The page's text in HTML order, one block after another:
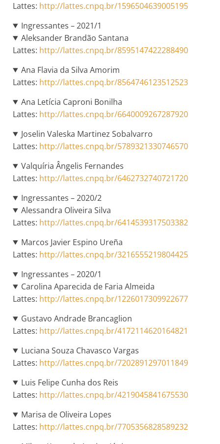
Lattes: http://lattes.cnpq.br/1596504639005195
Ingressantes – 2021/1
Aleksander Brandão Santana
Lattes: http://lattes.cnpq.br/8595147422288490
Ana Flavia da Silva Amorim
Lattes: http://lattes.cnpq.br/8564746123512523
Ana Letícia Caproni Bonilha
Lattes: http://lattes.cnpq.br/6640009267287920
Joselin Valeska Martinez Sobalvarro
Lattes: http://lattes.cnpq.br/5789321330746570
Valquíria Ângelis Fernandes
Lattes: http://lattes.cnpq.br/6462732740721720
Ingressantes – 2020/2
Alessandra Oliveira Silva
Lattes: http://lattes.cnpq.br/6414539317503382
Marcos Javier Espino Ureña
Lattes: http://lattes.cnpq.br/3216555219804425
Ingressantes – 2020/1
Carolina Aparecida de Faria Almeida
Lattes: http://lattes.cnpq.br/1226017309922677
Gustavo Andrade Brancaglion
Lattes: http://lattes.cnpq.br/4172114620164821
Luciana Souza Chavasco Vargas
Lattes: http://lattes.cnpq.br/7202891297011849
Luis Felipe Cunha dos Reis
Lattes: http://lattes.cnpq.br/4219045841675530
Marisa de Oliveira Lopes
Lattes: http://lattes.cnpq.br/7705356828589232